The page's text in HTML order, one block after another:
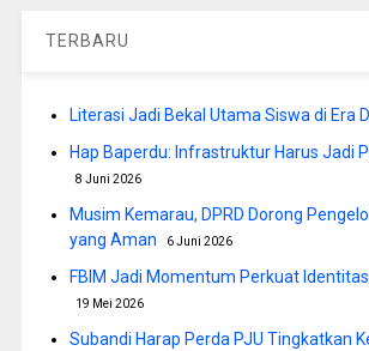
TERBARU
Literasi Jadi Bekal Utama Siswa di Era
Hap Baperdu: Infrastruktur Harus Jadi
8 Juni 2026
Musim Kemarau, DPRD Dorong
yang Aman
6 Juni 2026
FBIM Jadi Momentum Perkuat
19 Mei 2026
Subandi Harap Perda PJU Tingkatkan